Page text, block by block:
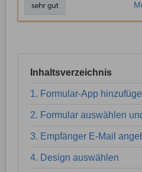
Inhaltsverzeichnis
1. Formular-App
2. Formular auswählen
3. Empfänger E-Mail
4. Design auswählen